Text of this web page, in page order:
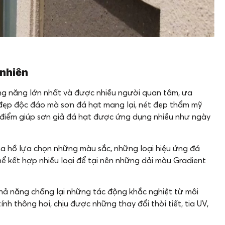
năng lớn nhất và được nhiều người quan tâm, ưa
độc đáo mà sơn đá hạt mang lại, nét đẹp thẩm mỹ
giúp sơn giả đá hạt được ứng dụng nhiều như ngày
hồ lựa chọn những màu sắc, những loại hiệu ứng đá
kết hợp nhiều loại để tại nên những dải màu Gradient
năng chống lại những tác động khắc nghiệt từ môi
thông hơi, chịu được những thay đổi thời tiết, tia UV,